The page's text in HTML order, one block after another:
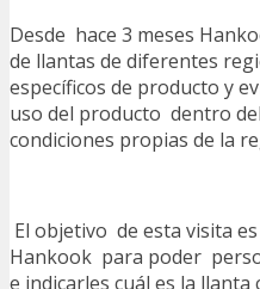
Desde hace 3 meses
de llantas de diferentes
específicos de producto y
uso del producto dentro
condiciones propias de la
El objetivo de esta visita
Hankook para poder
e indicarles cuál es la